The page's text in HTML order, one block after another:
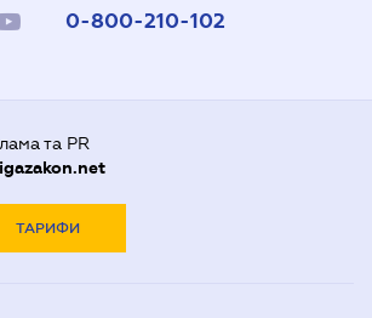
0-800-210-102
та PR
ТАРИФИ